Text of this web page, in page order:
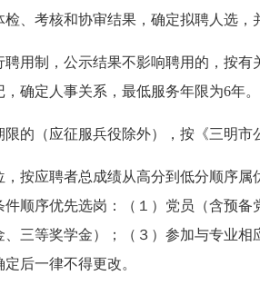
、考核和协审结果，确定拟聘人选
用制，公示结果不影响聘用的，按
确定人事关系，最低服务年限为6年
的（应征服兵役除外），按《三明
按应聘者总成绩从高分到低分顺序
顺序优先选岗：（１）党员（含预
三等奖学金）；（３）参加与专业相
后一律不得更改。